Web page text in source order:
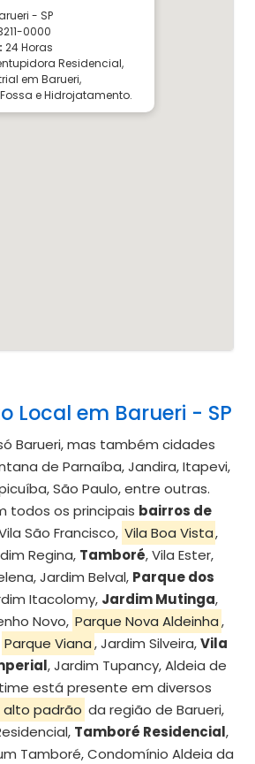
- SP
0000
24 Horas
Residencial,
em Barueri,
e Hidrojatamento.
Local em Barueri - SP
Barueri, mas também cidades
de Parnaíba, Jandira, Itapevi,
São Paulo, entre outras.
todos os principais bairros de
São Francisco, Vila Boa Vista,
Regina, Tamboré, Vila Ester,
Jardim Belval, Parque dos
Itacolomy, Jardim Mutinga,
Novo, Parque Nova Aldeinha,
Parque Viana, Jardim Silveira,Vila
, Jardim Tupancy, Aldeia de
está presente em diversos
padrão da região de Barueri,
Tamboré Residencial,
Tamboré, Condomínio Aldeia da